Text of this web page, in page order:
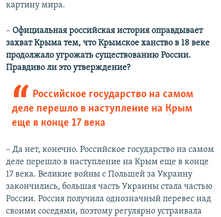
картину мира.
– Официальная российская история оправдывает
захват Крыма тем, что Крымское ханство в 18 веке
продолжало угрожать существованию России.
Правдиво ли это утверждение?
Российское государство на самом
деле перешло в наступление на Крым
еще в конце 17 века
– Да нет, конечно. Российское государство на самом
деле перешло в наступление на Крым еще в конце
17 века. Великие войны с Польшей за Украину
закончились, большая часть Украины стала частью
России. Россия получила однозначный перевес над
своими соседями, поэтому регулярно устраивала